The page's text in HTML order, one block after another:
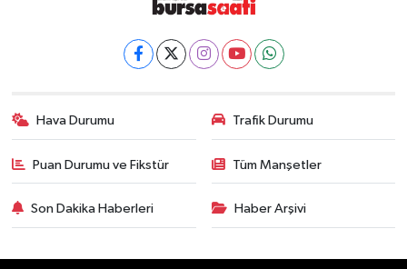
Hava Durumu Trafik Durumu
Puan Durumu ve Fikstür Tüm Manşetler
Son Dakika Haberleri Haber Arşivi